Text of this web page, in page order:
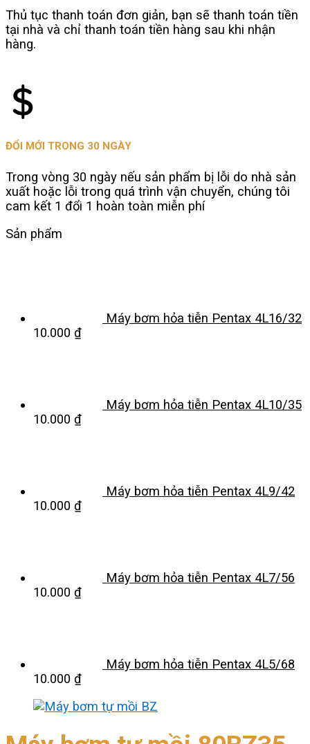
Thủ tục thanh toán đơn giản, bạn sẽ thanh toán tiền
tại nhà và chỉ thanh toán tiền hàng sau khi nhận
hàng.
ĐỔI MỚI TRONG 30 NGÀY
Trong vòng 30 ngày nếu sản phẩm bị lỗi do nhà sản
xuất hoặc lỗi trong quá trình vận chuyển, chúng tôi
cam kết 1 đổi 1 hoàn toàn miễn phí
Sản phẩm
Máy bơm hỏa tiễn Pentax 4L16/32
10.000 ₫
Máy bơm hỏa tiễn Pentax 4L10/35
10.000 ₫
Máy bơm hỏa tiễn Pentax 4L9/42
10.000 ₫
Máy bơm hỏa tiễn Pentax 4L7/56
10.000 ₫
Máy bơm hỏa tiễn Pentax 4L5/68
10.000 ₫